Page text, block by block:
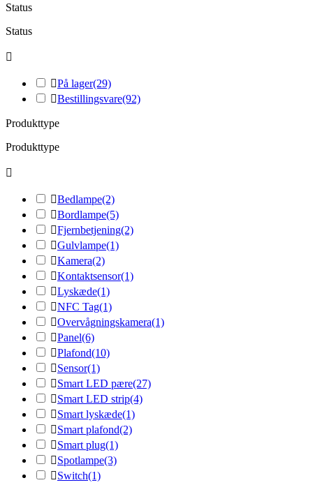
Status
Status

På lager(29)
Bestillingsvare(92)
Produkttype
Produkttype

Bedlampe(2)
Bordlampe(5)
Fjernbetjening(2)
Gulvlampe(1)
Kamera(2)
Kontaktsensor(1)
Lyskæde(1)
NFC Tag(1)
Overvågningskamera(1)
Panel(6)
Plafond(10)
Sensor(1)
Smart LED pære(27)
Smart LED strip(4)
Smart lyskæde(1)
Smart plafond(2)
Smart plug(1)
Spotlampe(3)
Switch(1)